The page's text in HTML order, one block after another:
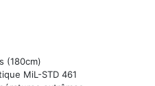
(180cm)
MiL-STD 461